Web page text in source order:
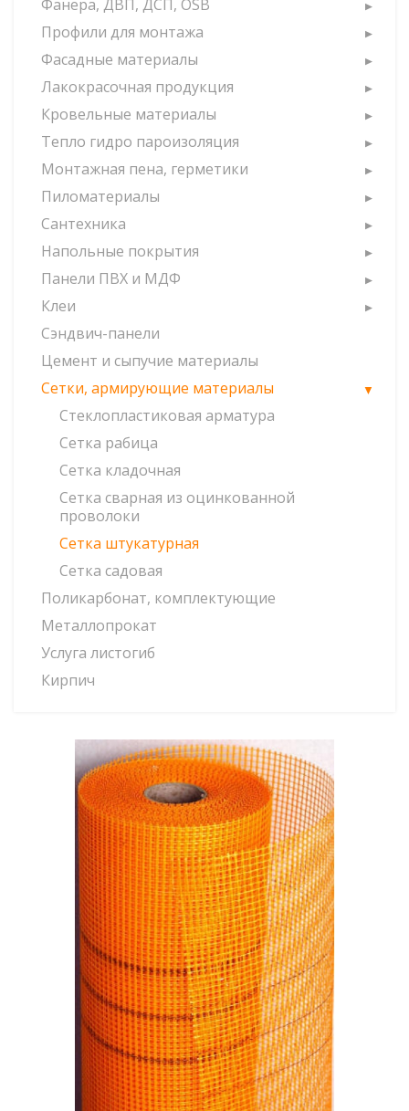
Фанера, ДВП, ДСП, OSB
Профили для монтажа
Фасадные материалы
Лакокрасочная продукция
Кровельные материалы
Тепло гидро пароизоляция
Монтажная пена, герметики
Пиломатериалы
Сантехника
Напольные покрытия
Панели ПВХ и МДФ
Клеи
Сэндвич-панели
Цемент и сыпучие материалы
Сетки, армирующие материалы
Стеклопластиковая арматура
Сетка рабица
Сетка кладочная
Сетка сварная из оцинкованной
проволоки
Сетка штукатурная
Сетка садовая
Поликарбонат, комплектующие
Металлопрокат
Услуга листогиб
Кирпич